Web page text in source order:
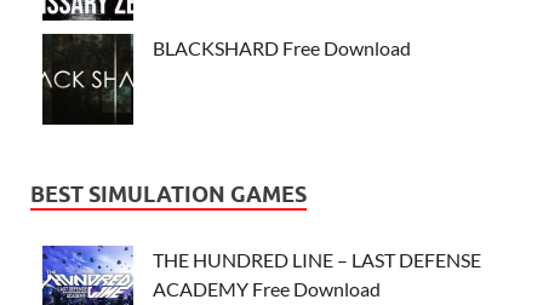
BLACKSHARD Free Download
BEST SIMULATION GAMES
THE HUNDRED LINE – LAST DEFENSE
ACADEMY Free Download